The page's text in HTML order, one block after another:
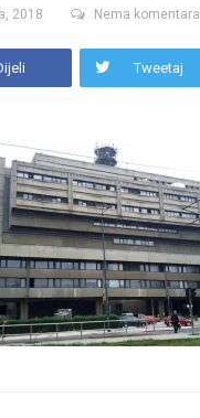
2018 Nema komentara
Tweetaj